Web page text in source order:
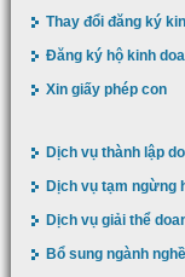
Thay đổi đăng ký
Đăng ký hộ kinh
Xin giấy phép con
Dịch vụ thành lập
Dịch vụ tạm ngừng
Dịch vụ giải thể
Bổ sung ngành